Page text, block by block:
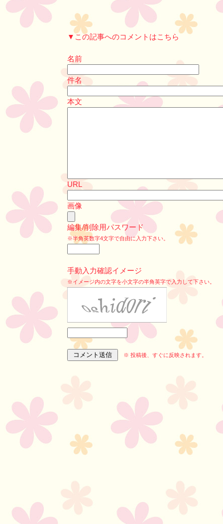
▼この記事へのコメントはこちら
名前
件名
本文
URL
画像
編集/削除用パスワード
※半角英数字4文字で自由に入力下さい。
手動入力確認イメージ
※イメージ内の文字を小文字の半角英字で入力して下さい。
※ 投稿後、すぐに反映されます。